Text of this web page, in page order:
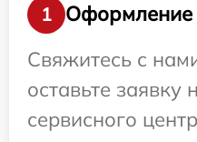
1
Оформление
Свяжитесь с
оставьте заявку
сервисного